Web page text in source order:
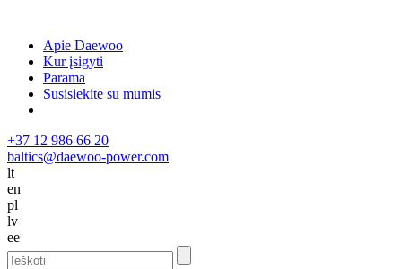
Apie Daewoo
Kur įsigyti
Parama
Susisiekite su mumis
+37 12 986 66 20
baltics@daewoo-power.com
lt
en
pl
lv
ee